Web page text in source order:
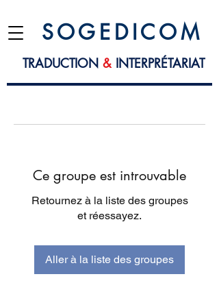
S O G E D I C O M
TRADUCTION &INTERPRÉTARIAT
Ce groupe est introuvable
Retournez à la liste des groupes
et réessayez.
Aller à la liste des groupes